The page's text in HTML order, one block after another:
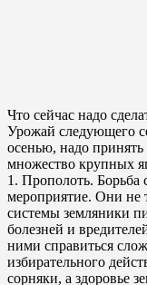
Что сейчас надо
Урожай следующего
осенью, надо принять
множество крупных
1. Прополоть. Борьба
мероприятие. Они не
системы земляники
болезней и
ними справиться
избирательного
сорняки, а здоровье